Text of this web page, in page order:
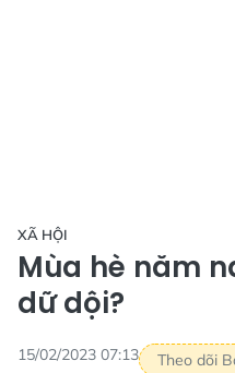
XÃ HỘI
Mùa hè năm
dữ dội?
15/02/2023 07:13 Theo dõi